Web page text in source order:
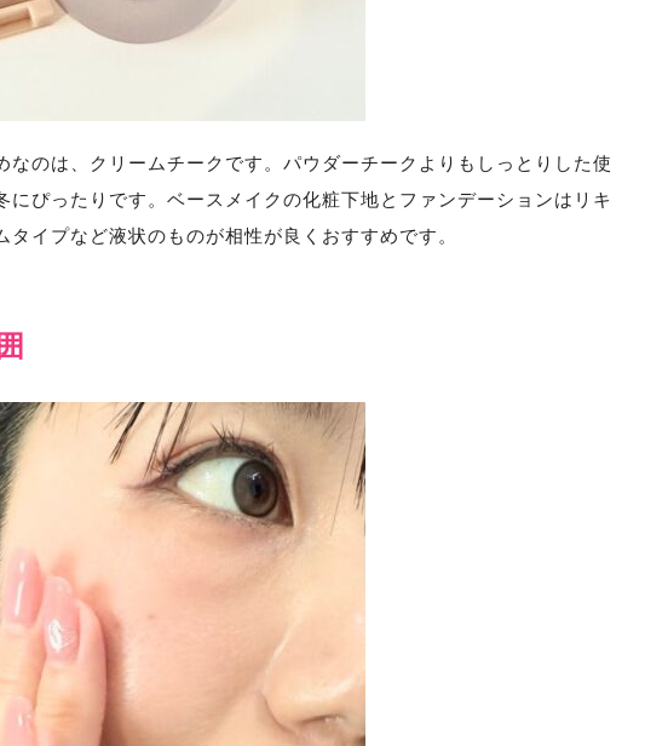
なのは、クリームチークです。パウダーチークよりもしっとりした使
にぴったりです。ベースメイクの化粧下地とファンデーションはリキ
イプなど液状のものが相性が良くおすすめです。